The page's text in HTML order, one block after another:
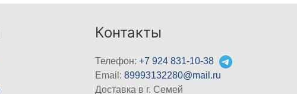
Контакты
Телефон:+7 924 831-10-38
Email:89993132280@mail.ru
Доставка в г. Семей